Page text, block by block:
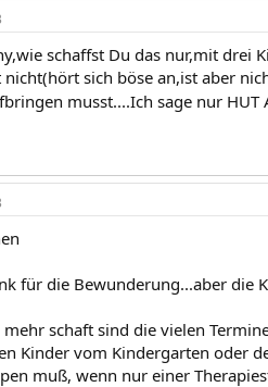
schaffst Du das nur,mit drei
sich böse an,ist aber
musst....Ich sage nur
für die Bewunderung...aber die
mehr schaft sind die vielen
Kinder vom Kindergarten oder
muß, wenn nur einer